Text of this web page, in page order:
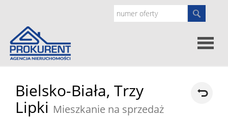
Bielsko-Biała, Trzy
Lipki Mieszkanie na sprzedaż